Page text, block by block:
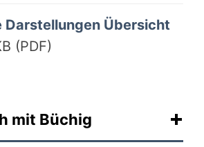
Darstellungen Übersicht
(PDF)
mit Büchig